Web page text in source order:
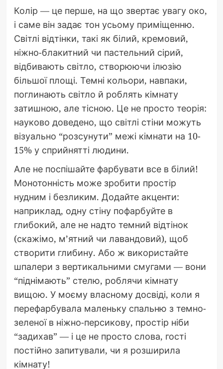
Колір — це перше, на що звертає увагу око,
і саме він задає тон усьому приміщенню.
Світлі відтінки, такі як білий, кремовий,
ніжно-блакитний чи пастельний сірий,
відбивають світло, створюючи ілюзію
більшої площі. Темні кольори, навпаки,
поглинають світло й роблять кімнату
затишною, але тісною. Це не просто теорія:
науково доведено, що світлі стіни можуть
візуально “розсунути” межі кімнати на 10-
15% у сприйнятті людини.
Але не поспішайте фарбувати все в білий!
Монотонність може зробити простір
нудним і безликим. Додайте акценти:
наприклад, одну стіну пофарбуйте в
глибокий, але не надто темний відтінок
(скажімо, м’ятний чи лавандовий), щоб
створити глибину. Або ж використайте
шпалери з вертикальними смугами — вони
“піднімають” стелю, роблячи кімнату
вищою. У моєму власному досвіді, коли я
перефарбувала маленьку спальню з темно-
зеленої в ніжно-персикову, простір ніби
“задихав” — і це не просто слова, гості
постійно запитували, чи я розширила
кімнату!